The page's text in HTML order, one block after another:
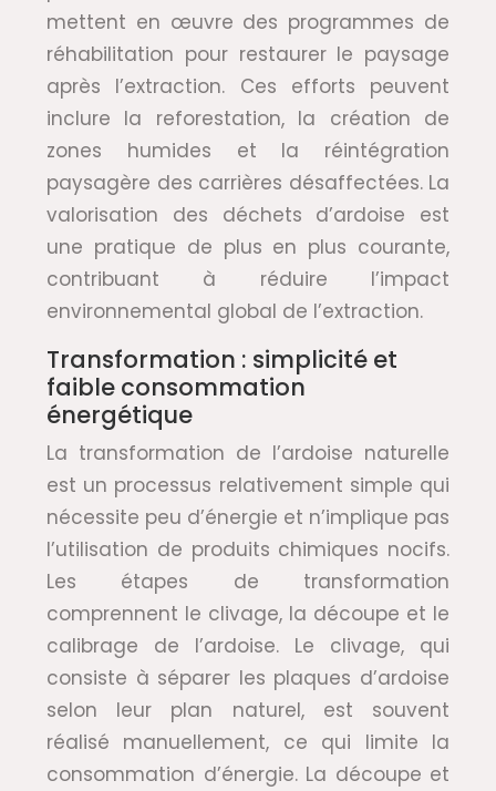
mettent en œuvre des programmes de
réhabilitation pour restaurer le paysage
après l’extraction. Ces efforts peuvent
inclure la reforestation, la création de
zones humides et la réintégration
paysagère des carrières désaffectées. La
valorisation des déchets d’ardoise est
une pratique de plus en plus courante,
contribuant à réduire l’impact
environnemental global de l’extraction.
Transformation : simplicité et
faible consommation
énergétique
La transformation de l’ardoise naturelle
est un processus relativement simple qui
nécessite peu d’énergie et n’implique pas
l’utilisation de produits chimiques nocifs.
Les étapes de transformation
comprennent le clivage, la découpe et le
calibrage de l’ardoise. Le clivage, qui
consiste à séparer les plaques d’ardoise
selon leur plan naturel, est souvent
réalisé manuellement, ce qui limite la
consommation d’énergie. La découpe et